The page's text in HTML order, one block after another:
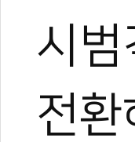
시범
전